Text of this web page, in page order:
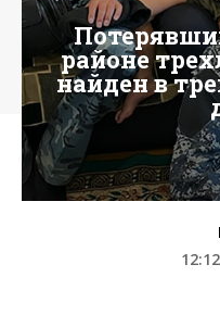
районе
найден в